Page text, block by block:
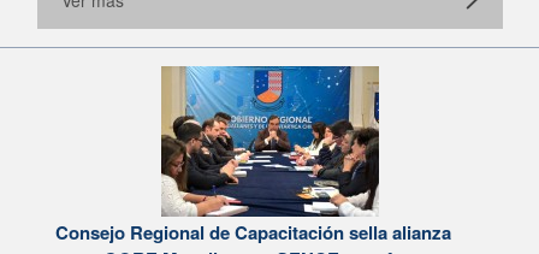
Consejo Regional de Capacitación sella alianza